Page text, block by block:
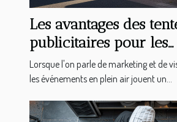
Les avantages des
publicitaires pour les
événements
Lorsque l'on parle de marketing et de
les événements en plein air jouent un...